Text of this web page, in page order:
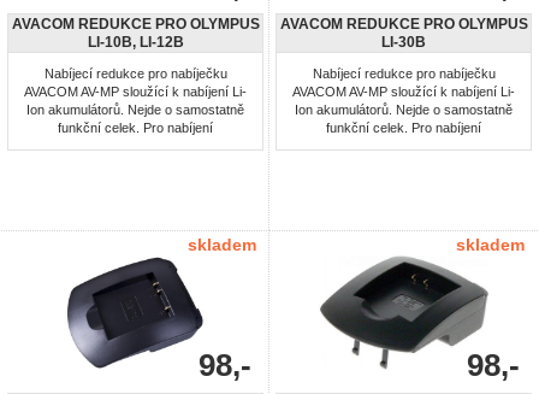
AVACOM REDUKCE PRO OLYMPUS
LI-10B, LI-12B
Nabíjecí redukce pro nabíječku
AVACOM AV-MP sloužící k nabíjení Li-
Ion akumulátorů. Nejde o samostatně
funkční celek. Pro nabíjení
AVACOM REDUKCE PRO OLYMPUS
LI-30B
Nabíjecí redukce pro nabíječku
AVACOM AV-MP sloužící k nabíjení Li-
Ion akumulátorů. Nejde o samostatně
funkční celek. Pro nabíjení
skladem
98,-
skladem
98,-